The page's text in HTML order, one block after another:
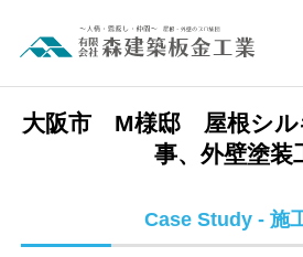
大阪市 M様邸 屋根シルキーG2カバ
大阪市 M様邸 屋根シル
事、外壁塗装
Case Study - 施